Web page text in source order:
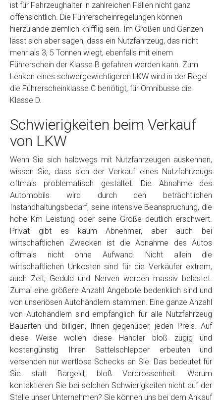
ist für Fahrzeughalter in zahlreichen Fällen nicht ganz
offensichtlich. Die Führerscheinregelungen können
hierzulande ziemlich knifflig sein. Im Großen und Ganzen
lässt sich aber sagen, dass ein Nutzfahrzeug, das nicht
mehr als 3, 5 Tonnen wiegt, ebenfalls mit einem
Führerschein der Klasse B gefahren werden kann. Zum
Lenken eines schwergewichtigeren LKW wird in der Regel
die Führerscheinklasse C benötigt, für Omnibusse die
Klasse D.
Schwierigkeiten beim Verkauf
von LKW
Wenn Sie sich halbwegs mit Nutzfahrzeugen auskennen,
wissen Sie, dass sich der Verkauf eines Nutzfahrzeugs
oftmals problematisch gestaltet. Die Abnahme des
Automobils wird durch den beträchtlichen
Instandhaltungsbedarf, seine intensive Beanspruchung, die
hohe Km Leistung oder seine Größe deutlich erschwert.
Privat gibt es kaum Abnehmer, aber auch bei
wirtschaftlichen Zwecken ist die Abnahme des Autos
oftmals nicht ohne Aufwand. Nicht allein die
wirtschaftlichen Unkosten sind für die Verkäufer extrem,
auch Zeit, Geduld und Nerven werden massiv belastet.
Zumal eine größere Anzahl Angebote bedenklich sind und
von unseriösen Autohändlern stammen. Eine ganze Anzahl
von Autohändlern sind empfänglich für alle Nutzfahrzeug
Bauarten und billigen, Ihnen gegenüber, jeden Preis. Auf
diese Weise wollen diese Händler bloß zügig und
kostengünstig Ihren Sattelschlepper erbeuten und
versenden nur wertlose Schecks an Sie. Das bedeutet für
Sie statt Bargeld, bloß Verdrossenheit. Warum
kontaktieren Sie bei solchen Schwierigkeiten nicht auf der
Stelle unser Unternehmen? Sie können uns bei dem Ankauf